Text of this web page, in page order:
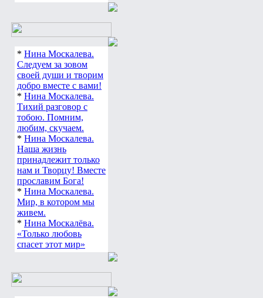
* Нина Москалева.
Следуем за зовом
своей души и творим
добро вместе с вами!
* Нина Москалева.
Тихий разговор с
тобою. Помним,
любим, скучаем.
* Нина Москалева.
Наша жизнь
принадлежит только
нам и Творцу! Вместе
прославим Бога!
* Нина Москалева.
Мир, в котором мы
живем.
* Нина Москалёва.
«Только любовь
спасет этот мир»